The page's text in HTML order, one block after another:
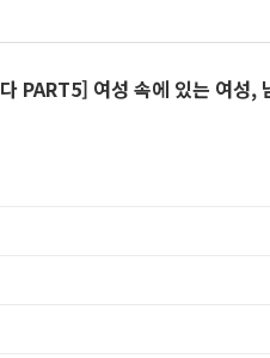
PART5] 여성 속에 있는 여성,